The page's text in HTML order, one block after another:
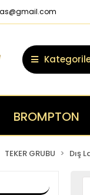
BROMPTON
TEKER GRUBU Dış